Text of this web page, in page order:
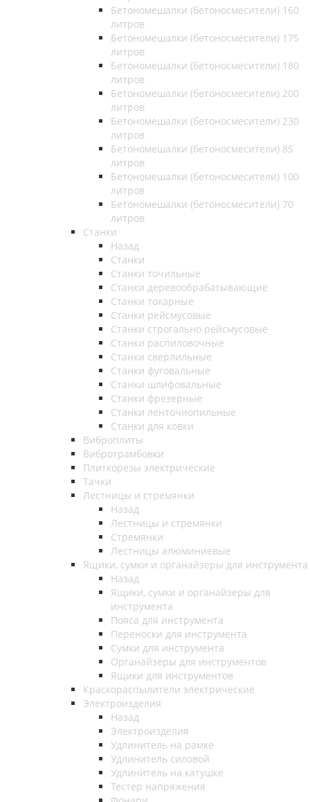
Бетономешалки (бетоносмесители) 160
литров
Бетономешалки (бетоносмесители) 175
литров
Бетономешалки (бетоносмесители) 180
литров
Бетономешалки (бетоносмесители) 200
литров
Бетономешалки (бетоносмесители) 230
литров
Бетономешалки (бетоносмесители) 85
литров
Бетономешалки (бетоносмесители) 100
литров
Бетономешалки (бетоносмесители) 70
литров
Станки
Назад
Станки
Станки точильные
Станки деревообрабатывающие
Станки токарные
Станки рейсмусовые
Станки строгально рейсмусовые
Станки распиловочные
Станки сверлильные
Станки фуговальные
Станки шлифовальные
Станки фрезерные
Станки ленточнопильные
Станки для ковки
Виброплиты
Вибротрамбовки
Плиткорезы электрические
Тачки
Лестницы и стремянки
Назад
Лестницы и стремянки
Стремянки
Лестницы алюминиевые
Ящики, сумки и органайзеры для инструмента
Назад
Ящики, сумки и органайзеры для
инструмента
Пояса для инструмента
Переноски для инструмента
Сумки для инструмента
Органайзеры для инструментов
Ящики для инструментов
Краскораспылители электрические
Электроизделия
Назад
Электроизделия
Удлинитель на рамке
Удлинитель силовой
Удлинитель на катушке
Тестер напряжения